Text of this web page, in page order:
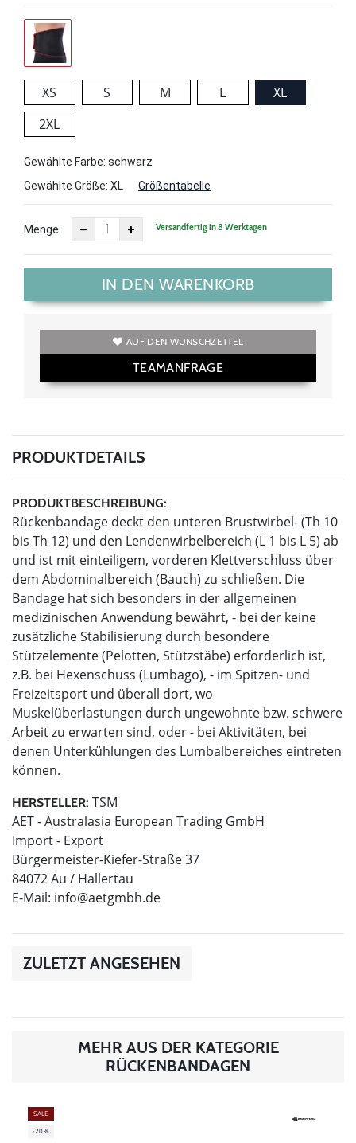
XS S M L
XL
2XL
Gewählte Farbe: schwarz
Gewählte Größe: XL Größentabelle
Menge Versandfertig in 8 Werktagen
IN DEN WARENKORB
AUF DEN WUNSCHZETTEL
TEAMANFRAGE
PRODUKTDETAILS
PRODUKTBESCHREIBUNG:
Rückenbandage deckt den unteren Brustwirbel- (Th 10
bis Th 12) und den Lendenwirbelbereich (L 1 bis L 5) ab
und ist mit einteiligem, vorderen Klettverschluss über
dem Abdominalbereich (Bauch) zu schließen. Die
Bandage hat sich besonders in der allgemeinen
medizinischen Anwendung bewährt, - bei der keine
zusätzliche Stabilisierung durch besondere
Stützelemente (Pelotten, Stützstäbe) erforderlich ist,
z.B. bei Hexenschuss (Lumbago), - im Spitzen- und
Freizeitsport und überall dort, wo
Muskelüberlastungen durch ungewohnte bzw. schwere
Arbeit zu erwarten sind, oder - bei Aktivitäten, bei
denen Unterkühlungen des Lumbalbereiches eintreten
können.
HERSTELLER: TSM
AET - Australasia European Trading GmbH
Import - Export
Bürgermeister-Kiefer-Straße 37
84072 Au / Hallertau
E-Mail: info@aetgmbh.de
ZULETZT ANGESEHEN
MEHR AUS DER KATEGORIE
RÜCKENBANDAGEN
SALE
-20%